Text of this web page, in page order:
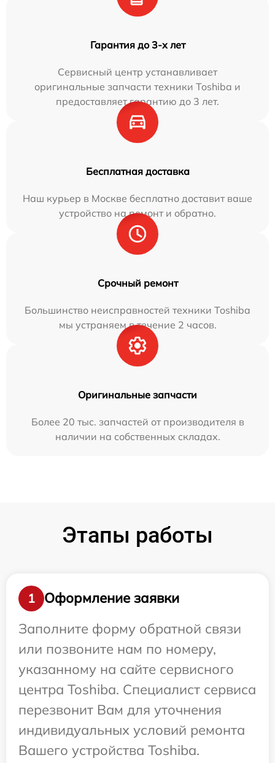
Гарантия до 3-х лет
Сервисный центр устанавливает
оригинальные запчасти техники Toshiba и
предоставляет гарантию до 3 лет.
Бесплатная доставка
Наш курьер в Москве бесплатно доставит ваше
устройство на ремонт и обратно.
Срочный ремонт
Большинство неисправностей техники Toshiba
мы устраняем в течение 2 часов.
Оригинальные запчасти
Более 20 тыс. запчастей от производителя в
наличии на собственных складах.
Этапы работы
1
Оформление заявки
Заполните форму обратной связи
или позвоните нам по номеру,
указанному на сайте сервисного
центра Toshiba. Специалист сервиса
перезвонит Вам для уточнения
индивидуальных условий ремонта
Вашего устройства Toshiba.